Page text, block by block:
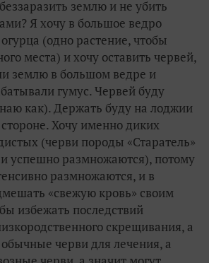
землю и не убить
Я хочу в большое ведро
(одно растение, чтобы
места) и хочу оставить червей,
землю в большом ведре и
гумус. Червей буду
как). Держать буду на лоджии
Хочу именно диких
(черви породы «Старатель»
успешно размножаются), потому
размножаются, и в
«свежую кровь» своим
избежать последствий
скрещивания, а
черви для лечения, а